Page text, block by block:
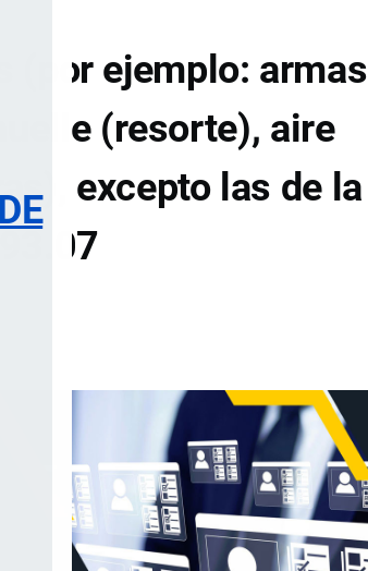
(por ejemplo: armas
(resorte), aire
excepto las de la